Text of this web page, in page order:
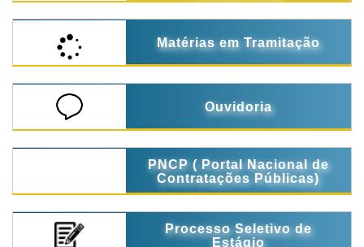
Matérias em Tramitação
Ouvidoria
PNCP ( Portal Nacional de
Contratações Públicas)
Processo Seletivo de
Estágio